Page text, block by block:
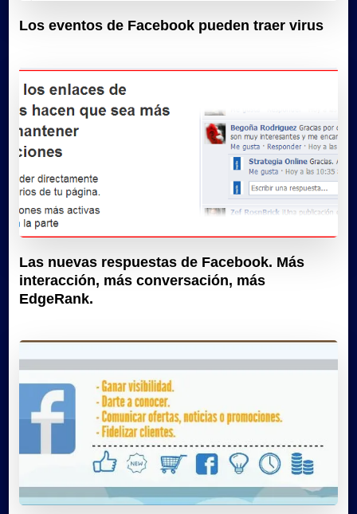
Los eventos de Facebook pueden traer virus
Las nuevas respuestas de Facebook. Más
interacción, más conversación, más
EdgeRank.